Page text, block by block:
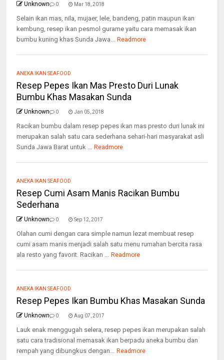
Unknown 0 Mar 18, 2018
Selain ikan mas, nila, mujaer, lele, bandeng, patin maupun ikan
kembung, resep ikan pesmol gurame yaitu cara memasak ikan
bumbu kuning khas Sunda Jawa... Readmore
ANEKA IKAN SEAFOOD
Resep Pepes Ikan Mas Presto Duri Lunak
Bumbu Khas Masakan Sunda
Unknown 0 Jan 05, 2018
Racikan bumbu dalam resep pepes ikan mas presto duri lunak ini
merupakan salah satu cara sederhana sehari-hari masyarakat asli
Sunda Jawa Barat untuk ... Readmore
ANEKA IKAN SEAFOOD
Resep Cumi Asam Manis Racikan Bumbu
Sederhana
Unknown 0 Sep 12, 2017
Olahan cumi dengan cara simple namun lezat membuat resep
cumi asam manis menjadi salah satu menu rumahan bercita rasa
ala resto yang favorit. Racikan ... Readmore
ANEKA IKAN SEAFOOD
Resep Pepes Ikan Bumbu Khas Masakan Sunda
Unknown 0 Aug 07, 2017
Lauk enak menggugah selera, resep pepes ikan merupakan salah
satu cara tradisional memasak ikan berpadu aneka bumbu dan
rempah yang dibungkus dengan... Readmore